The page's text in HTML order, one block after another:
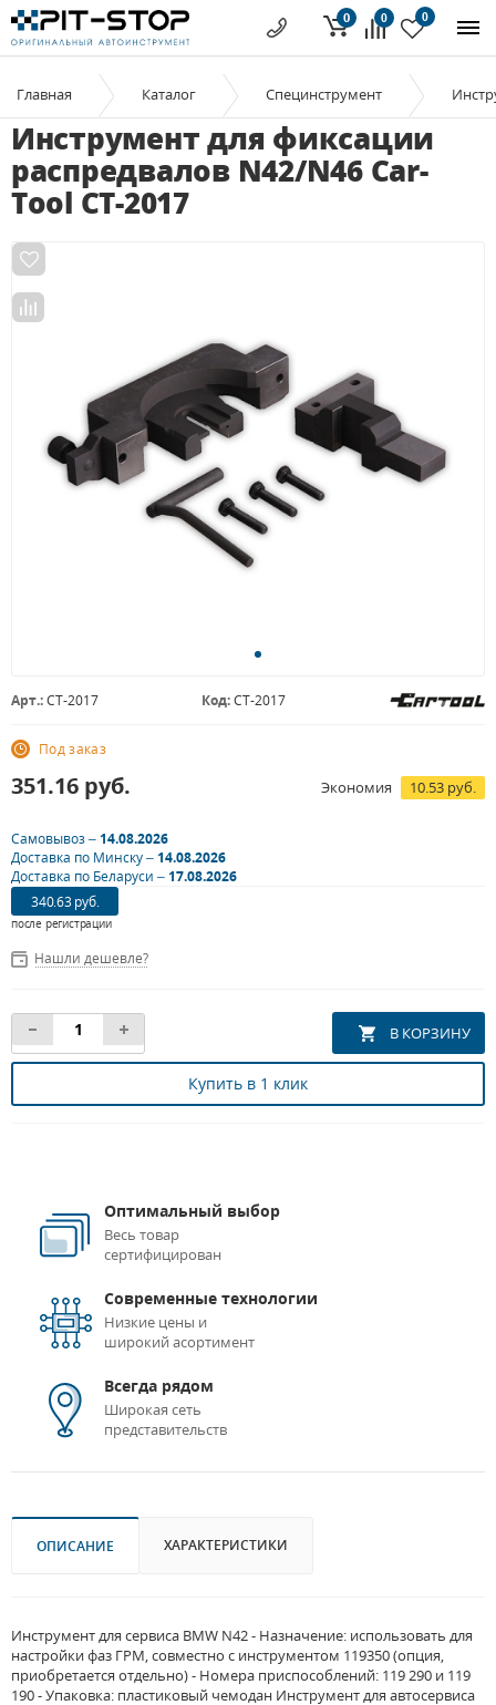
0 0
0
Главная Каталог Специнструмент
Инструмент для фиксации
распредвалов N42/N46 Car-
Tool CT-2017
Арт.:CT-2017 Код:CT-2017
Под заказ
351.16 руб. Экономия 10.53 руб.
Самовывоз –14.08.2026
Доставка по Минску –14.08.2026
Доставка по Беларуси –17.08.2026
340.63 руб.
после регистрации
Нашли дешевле?
Купить в 1 клик
Оптимальный выбор
Весь товар
сертифицирован
Современные технологии
Низкие цены и
широкий асортимент
Всегда рядом
Широкая сеть
представительств
ОПИСАНИЕ ХАРАКТЕРИСТИКИ
Инструмент для сервиса BMW N42 - Назначение: использовать для
настройки фаз ГРМ, совместно с инструментом 119350 (опция,
приобретается отдельно) - Номера приспособлений: 119 290 и 119
190 - Упаковка: пластиковый чемодан Инструмент для автосервиса